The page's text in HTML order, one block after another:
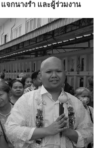
จกนางรำ และผู้ร่วมงาน